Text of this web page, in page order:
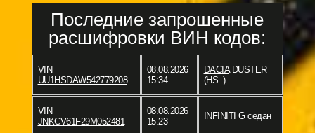
Последние запрошенные
расшифровки ВИН кодов:
VIN
UU1HSDAW542779208
08.08.2026
15:34
DACIADUSTER
(HS_)
VIN
JNKCV61F29M052481
08.08.2026
15:23
INFINITI G седан